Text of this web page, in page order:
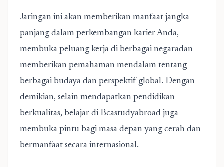
Jaringan ini akan memberikan manfaat jangka
panjang dalam perkembangan karier Anda,
membuka peluang kerja di berbagai negaradan
memberikan pemahaman mendalam tentang
berbagai budaya dan perspektif global. Dengan
demikian, selain mendapatkan pendidikan
berkualitas, belajar di Bcastudyabroad juga
membuka pintu bagi masa depan yang cerah dan
bermanfaat secara internasional.